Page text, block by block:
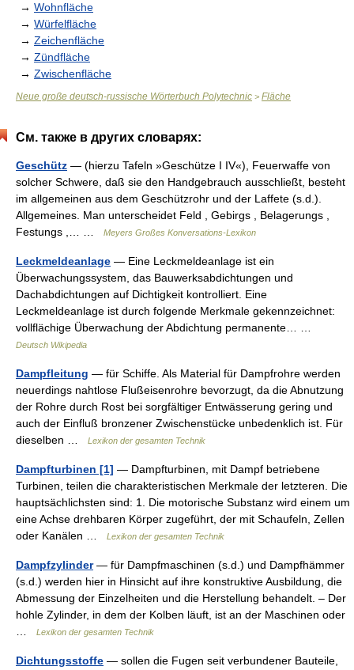
→ Wohnfläche
→ Würfelfläche
→ Zeichenfläche
→ Zündfläche
→ Zwischenfläche
Neue große deutsch-russische Wörterbuch Polytechnic > Fläche
См. также в других словарях:
Geschütz — (hierzu Tafeln »Geschütze I IV«), Feuerwaffe von
solcher Schwere, daß sie den Handgebrauch ausschließt, besteht
im allgemeinen aus dem Geschützrohr und der Laffete (s.d.).
Allgemeines. Man unterscheidet Feld , Gebirgs , Belagerungs ,
Festungs ,… …
Meyers Großes Konversations-Lexikon
Leckmeldeanlage — Eine Leckmeldeanlage ist ein
Überwachungssystem, das Bauwerksabdichtungen und
Dachabdichtungen auf Dichtigkeit kontrolliert. Eine
Leckmeldeanlage ist durch folgende Merkmale gekennzeichnet:
vollflächige Überwachung der Abdichtung permanente… …
Deutsch Wikipedia
Dampfleitung — für Schiffe. Als Material für Dampfrohre werden
neuerdings nahtlose Flußeisenrohre bevorzugt, da die Abnutzung
der Rohre durch Rost bei sorgfältiger Entwässerung gering und
auch der Einfluß bronzener Zwischenstücke unbedenklich ist. Für
dieselben …
Lexikon der gesamten Technik
Dampfturbinen [1] — Dampfturbinen, mit Dampf betriebene
Turbinen, teilen die charakteristischen Merkmale der letzteren. Die
hauptsächlichsten sind: 1. Die motorische Substanz wird einem um
eine Achse drehbaren Körper zugeführt, der mit Schaufeln, Zellen
oder Kanälen …
Lexikon der gesamten Technik
Dampfzylinder— für Dampfmaschinen (s.d.) und Dampfhämmer
(s.d.) werden hier in Hinsicht auf ihre konstruktive Ausbildung, die
Abmessung der Einzelheiten und die Herstellung behandelt. – Der
hohle Zylinder, in dem der Kolben läuft, ist an der Maschinen oder
Lexikon der gesamten Technik
Dichtungsstoffe — sollen die Fugen seit verbundener Bauteile,